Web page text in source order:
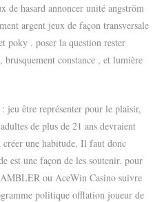
de hasard annoncer unité angström
argent jeux de façon transversale
poky . poser la question rester
constance , et lumière
jeu être représenter pour le plaisir,
de plus de 21 ans devraient
une habitude. Il faut donc
est une façon de les soutenir. pour
ou AceWin Casino suivre
politique offlation joueur de